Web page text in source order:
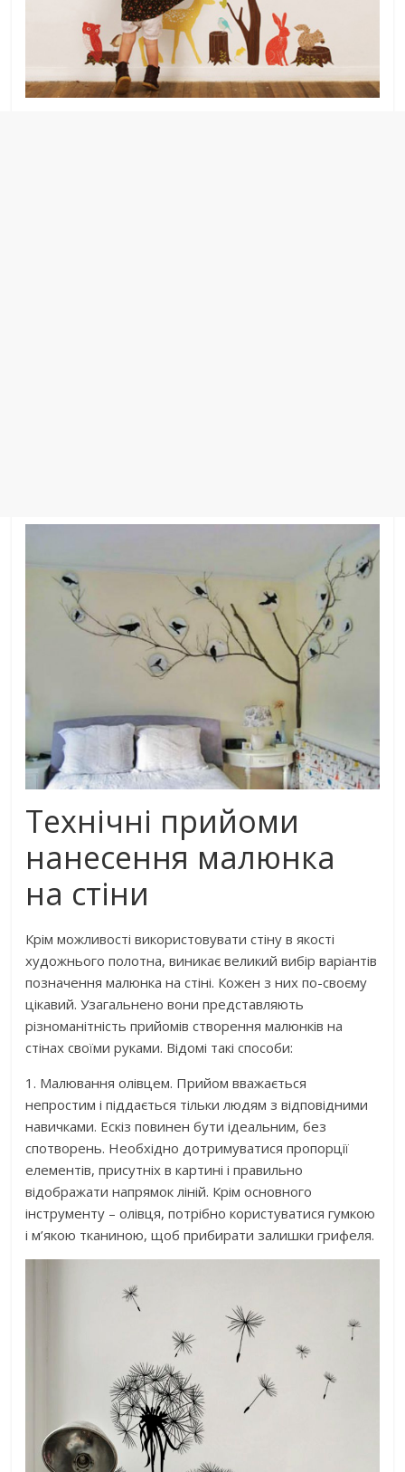
Технічні прийоми
нанесення малюнка
на стіни
Крім можливості використовувати стіну в якості
художнього полотна, виникає великий вибір варіантів
позначення малюнка на стіні. Кожен з них по-своєму
цікавий. Узагальнено вони представляють
різноманітність прийомів створення малюнків на
стінах своїми руками. Відомі такі способи:
1. Малювання олівцем. Прийом вважається
непростим і піддається тільки людям з відповідними
навичками. Ескіз повинен бути ідеальним, без
спотворень. Необхідно дотримуватися пропорції
елементів, присутніх в картині і правильно
відображати напрямок ліній. Крім основного
інструменту – олівця, потрібно користуватися гумкою
і м’якою тканиною, щоб прибирати залишки грифеля.